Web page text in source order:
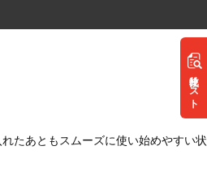
リスト
たあともスムーズに使い始めやすい